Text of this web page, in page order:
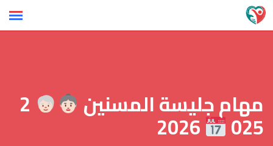
Skip
to
مهام جليسة المسنين 2
025